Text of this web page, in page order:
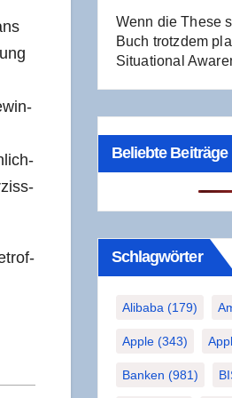
Wenn die The­se
Buch trotz­dem
Situa­tio­nal
Beliebte Beiträge
Schlag­wör­ter
Alibaba (179)
Apple(343)
Banken (981)